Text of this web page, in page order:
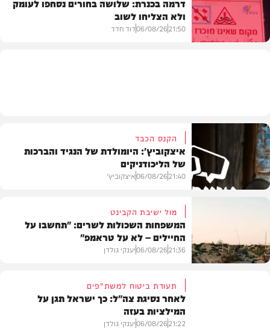
בעולם
דרמה בכנרת: שלושה בחורים נסחפו לעומק
ולא הצליחו לשוב
21:50
06/08/26דוד חדד
חדשות
הקנס הכבד
איצקוביץ': היומולדת של הנגיד והברכות
של הליכודניקים
21:40
06/08/26איצקוביץ'
מול ישיבת הקבינט
המשפחות השכולות לשרים: "תחשבו על
החיילים – לא על טראמפ"
21:36
06/08/26יענקי גולדן
תעודת ביטוח למשת"פים
לאחר נסיגת צה"ל: כך ישראל תגן על
המילציות בעזה
21:22
06/08/26יענקי גולדן